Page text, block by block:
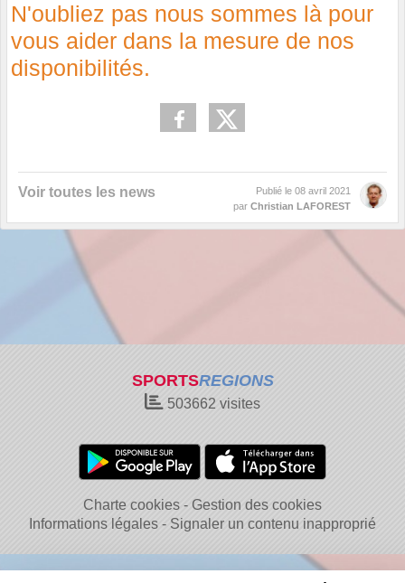
N'oubliez pas nous sommes là pour
vous aider dans la mesure de nos
disponibilités.
Voir toutes les news Publié le 08 avril 2021
par Christian LAFOREST
SPORTSREGIONS
503662 visites
Charte cookies
Gestion des cookies
Informations légales
Signaler un contenu inapproprié